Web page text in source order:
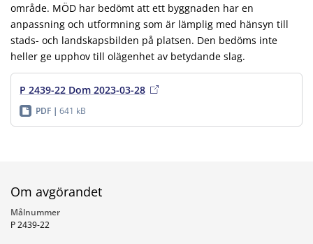
område. MÖD har bedömt att ett byggnaden har en
anpassning och utformning som är lämplig med hänsyn till
stads- och landskapsbilden på platsen. Den bedöms inte
heller ge upphov till olägenhet av betydande slag.
P 2439-22 Dom 2023-03-28
PDF 641 kB
Om avgörandet
Målnummer
P 2439-22